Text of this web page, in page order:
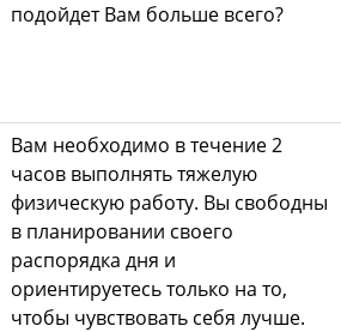
подойдет Вам больше всего?
Вам необходимо в течение 2
часов выполнять тяжелую
физическую работу. Вы свободны
в планировании своего
распорядка дня и
ориентируетесь только на то,
чтобы чувствовать себя лучше.